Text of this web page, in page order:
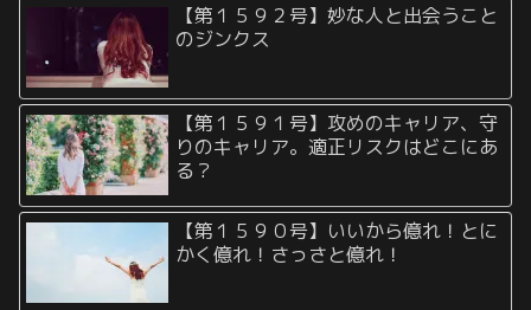
【第１５９２号】妙な人と出会うこと
のジンクス
【第１５９１号】攻めのキャリア、守
りのキャリア。適正リスクはどこにあ
る？
【第１５９０号】いいから億れ！とに
かく億れ！さっさと億れ！